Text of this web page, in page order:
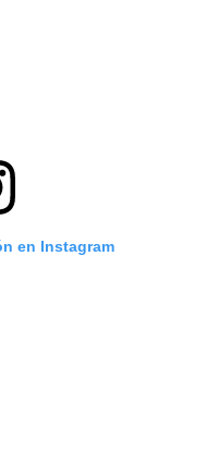
en Instagram